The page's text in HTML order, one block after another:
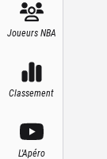
Joueurs NBA
Classement
L'Apéro